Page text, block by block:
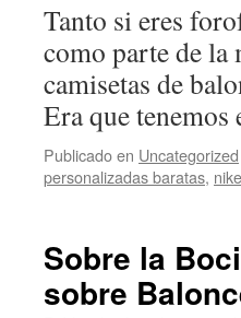
Tanto si eres
como parte de la
camisetas de
Era que
Publicado en Uncategorized
personalizadas baratas,
Sobre la
sobre